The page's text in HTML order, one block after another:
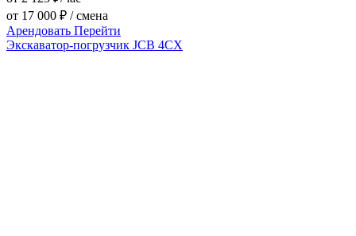
от 17 000 ₽ / смена
Арендовать Перейти
Экскаватор-погрузчик JCB 4CX